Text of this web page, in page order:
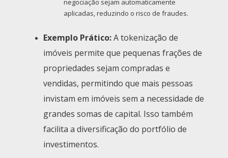
negociação sejam automaticamente
aplicadas, reduzindo o risco de fraudes.
Exemplo Prático:A tokenização de
imóveis permite que pequenas frações de
propriedades sejam compradas e
vendidas, permitindo que mais pessoas
invistam em imóveis sem a necessidade de
grandes somas de capital. Isso também
facilita a diversificação do portfólio de
investimentos.